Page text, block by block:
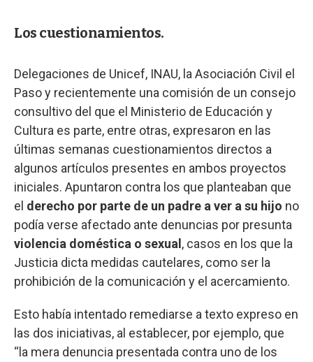
Los cuestionamientos.
Delegaciones de Unicef, INAU, la Asociación Civil el
Paso y recientemente una comisión de un consejo
consultivo del que el Ministerio de Educación y
Cultura es parte, entre otras, expresaron en las
últimas semanas cuestionamientos directos a
algunos artículos presentes en ambos proyectos
iniciales. Apuntaron contra los que planteaban que
el derecho por parte de un padre a ver a su hijo no
podía verse afectado ante denuncias por presunta
violencia doméstica o sexual , casos en los que la
Justicia dicta medidas cautelares, como ser la
prohibición de la comunicación y el acercamiento.
Esto había intentado remediarse a texto expreso en
las dos iniciativas, al establecer, por ejemplo, que
“la mera denuncia presentada contra uno de los